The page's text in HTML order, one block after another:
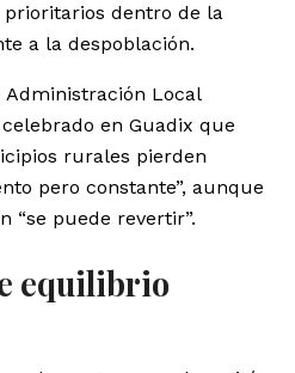
dentro de la
a la despoblación.
Administración Local
en Guadix que
rurales pierden
pero constante”, aunque
“se puede revertir”.
equilibrio